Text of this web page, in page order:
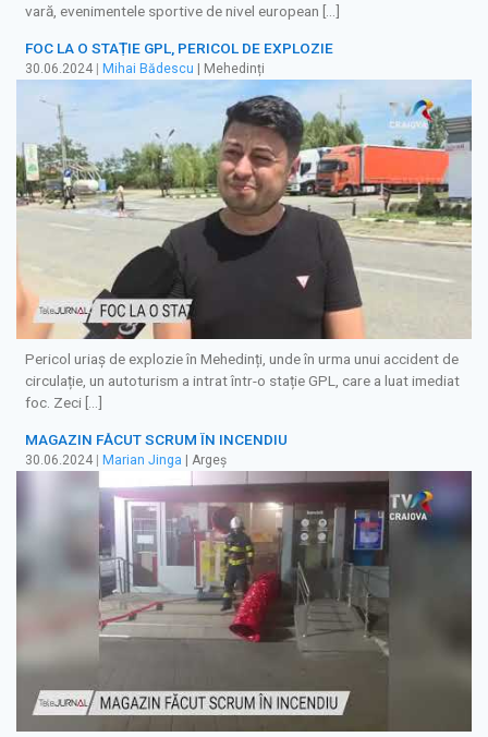
vară, evenimentele sportive de nivel european […]
FOC LA O STAȚIE GPL, PERICOL DE EXPLOZIE
30.06.2024 Mihai Bădescu | Mehedinți
Pericol uriaș de explozie în Mehedinți, unde în urma unui accident de
circulație, un autoturism a intrat într-o stație GPL, care a luat imediat
foc. Zeci […]
MAGAZIN FĂCUT SCRUM ÎN INCENDIU
30.06.2024 Marian Jinga | Argeș